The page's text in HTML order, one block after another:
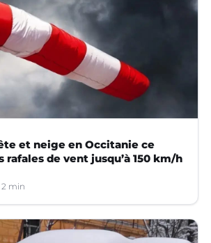
et neige en Occitanie ce
rafales de vent jusqu’à 150 km/h
2 min